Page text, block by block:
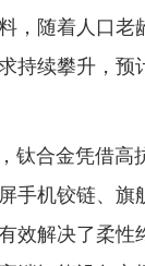
，随着人口老
持续攀升，预
钛合金凭借高
手机铰链、旗
效解决了柔性